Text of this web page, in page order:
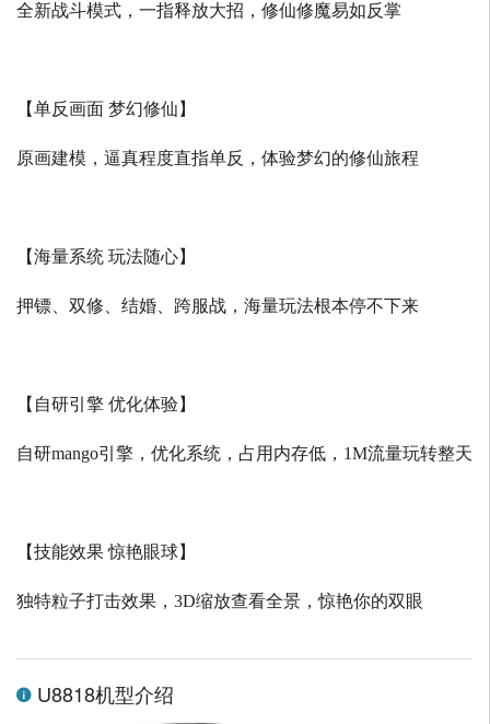
全新战斗模式，一指释放大招，修仙修魔易如反掌
【单反画面 梦幻修仙】
原画建模，逼真程度直指单反，体验梦幻的修仙旅程
【海量系统 玩法随心】
押镖、双修、结婚、跨服战，海量玩法根本停不下来
【自研引擎 优化体验】
自研mango引擎，优化系统，占用内存低， 1M流量玩转整天
【技能效果 惊艳眼球】
独特粒子打击效果， 3D缩放查看全景，惊艳你的双眼
U8818机型介绍